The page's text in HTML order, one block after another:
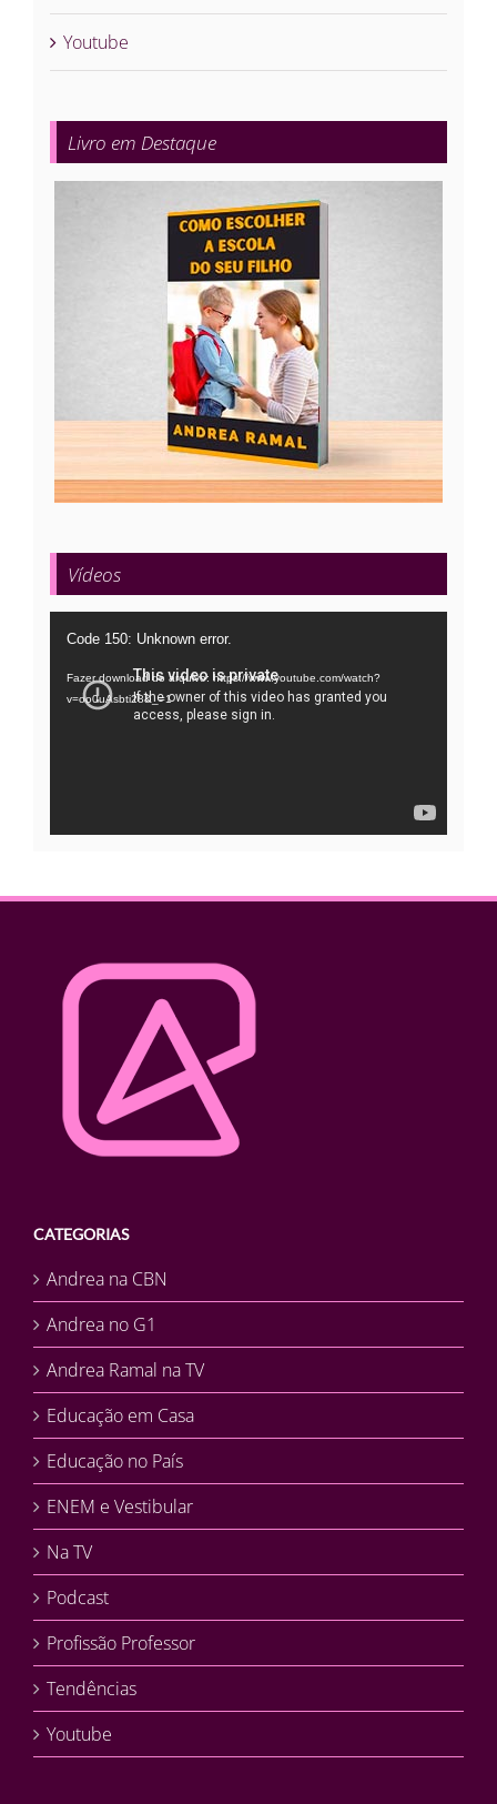
Youtube
Livro em Destaque
Vídeos
Tocador
vídeo
Code 150: Unknown error.
Fazer download do arquivo: https://www.youtube.com/watch?
v=oo0uAsbti28&_=1
CATEGORIAS
Andrea na CBN
Andrea no G1
Andrea Ramal na TV
Educação em Casa
Educação no País
ENEM e Vestibular
Na TV
Podcast
Profissão Professor
Tendências
Youtube